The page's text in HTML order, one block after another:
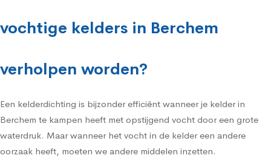
vochtige kelders in Berchem
verholpen worden?
Een kelderdichting is bijzonder efficiënt wanneer je kelder in
Berchem te kampen heeft met opstijgend vocht door een grote
waterdruk. Maar wanneer het vocht in de kelder een andere
oorzaak heeft, moeten we andere middelen inzetten.